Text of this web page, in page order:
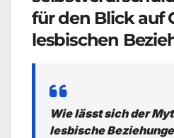
für den Blick auf
lesbischen
Wie lässt sich der
lesbische